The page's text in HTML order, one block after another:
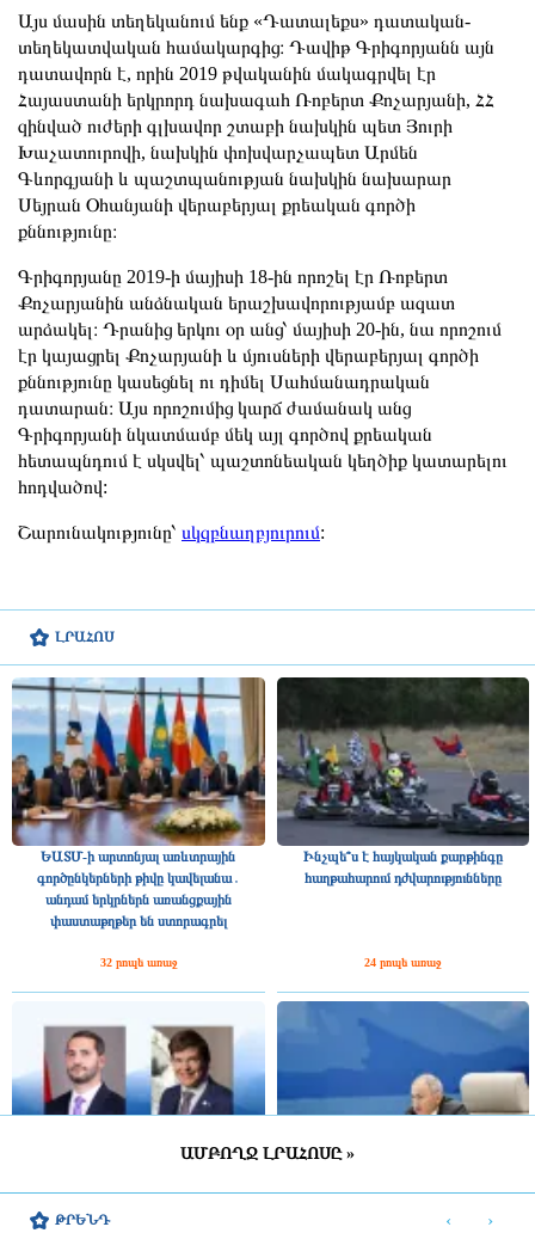
ԼՐԱՀՈՍ
ԵԱՏՄ-ի արտոնյալ առևտրային
գործընկերների թիվը կավելանա․
անդամ երկրներն առանցքային
փաստաթղթեր են ստորագրել
32 րոպե առաջ
Ինչպե՞ս է հայկական քարթինգը
հաղթահարում դժվարությունները
24 րոպե առաջ
ՀՀ ԱԺ նախագահի պաշտոնում
ԱՄԲՈՂՋ ԼՐԱՀՈՍԸ »
Այս մասին տեղեկանում ենք «Դատալեքս» դատական-
տեղեկատվական համակարգից։ Դավիթ Գրիգորյանն այն
դատավորն է, որին 2019 թվականին մակագրվել էր
Հայաստանի երկրորդ նախագահ Ռոբերտ Քոչարյանի, ՀՀ
զինված ուժերի գլխավոր շտաբի նախկին պետ Յուրի
Խաչատուրովի, նախկին փոխվարչապետ Արմեն
Գևորգյանի և պաշտպանության նախկին նախարար
Սեյրան Օհանյանի վերաբերյալ քրեական գործի
քննությունը։
Գրիգորյանը 2019-ի մայիսի 18-ին որոշել էր Ռոբերտ
Քոչարյանին անձնական երաշխավորությամբ ազատ
արձակել։ Դրանից երկու օր անց՝ մայիսի 20-ին, նա որոշում
էր կայացրել Քոչարյանի և մյուսների վերաբերյալ գործի
քննությունը կասեցնել ու դիմել Սահմանադրական
դատարան։ Այս որոշումից կարճ ժամանակ անց
Գրիգորյանի նկատմամբ մեկ այլ գործով քրեական
հետապնդում է սկսվել՝ պաշտոնեական կեղծիք կատարելու
հոդվածով:
Շարունակությունը՝ սկզբնաղբյուրում:
ԹՐԵՆԴ ‹ ›